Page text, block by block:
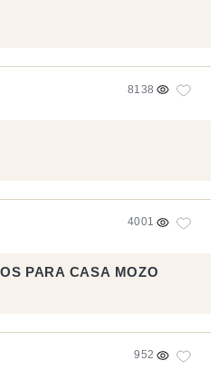
8138
4001
PARA CASA MOZO
952